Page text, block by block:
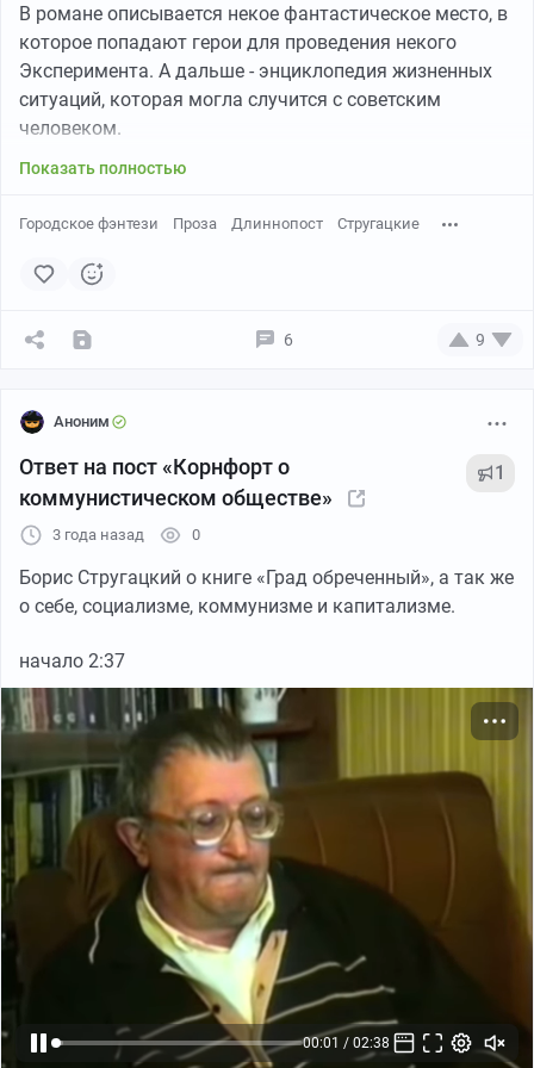
В романе описывается некое фантастическое место, в
которое попадают герои для проведения некого
Эксперимента. А дальше - энциклопедия жизненных
ситуаций, которая могла случится с советским
человеком.
Показать полностью
Городское фэнтези Проза Длиннопост Стругацкие
6 9
Аноним
Ответ на пост «Корнфорт о
коммунистическом обществе»
1
3 года назад 0
Борис Стругацкий о книге «Град обреченный», а так же
о себе, социализме, коммунизме и капитализме.
начало 2:37
00:01 / 02:38